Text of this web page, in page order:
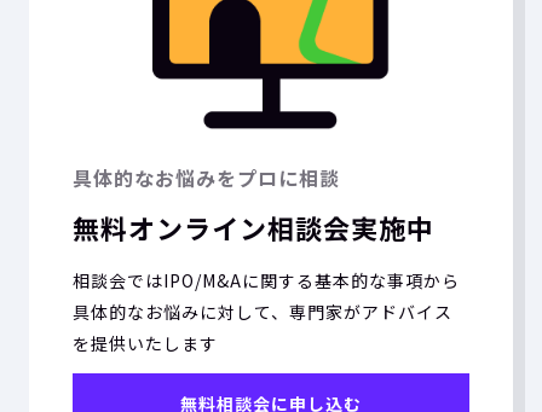
具体的なお悩みをプロに相談
無料オンライン相談会実施中
相談会ではIPO/M&Aに関する基本的な事項から
具体的なお悩みに対して、専門家がアドバイス
を提供いたします
無料相談会に申し込む